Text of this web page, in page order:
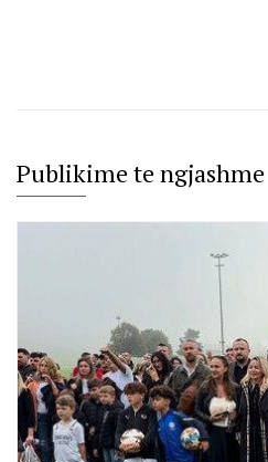
Publikime te ngjashme